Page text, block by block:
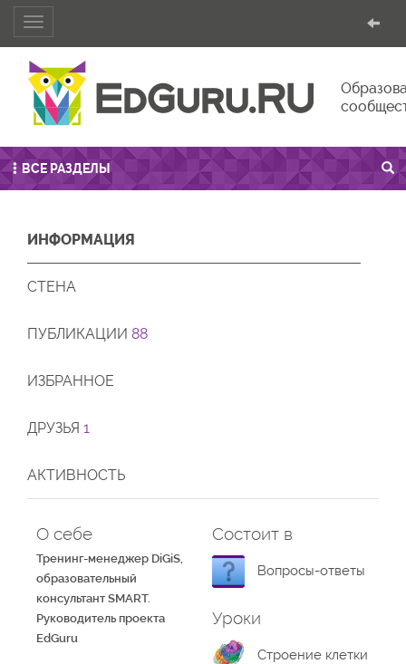
Toggle
navigation
ВСЕ РАЗДЕЛЫ
ИНФОРМАЦИЯ
СТЕНА
ПУБЛИКАЦИИ 88
ИЗБРАННОЕ
ДРУЗЬЯ 1
АКТИВНОСТЬ
О себе
Тренинг-менеджер DiGiS,
образовательный
консультант SMART.
Руководитель проекта
EdGuru
Состоит в
Вопросы-ответы
Уроки
Строение клетки